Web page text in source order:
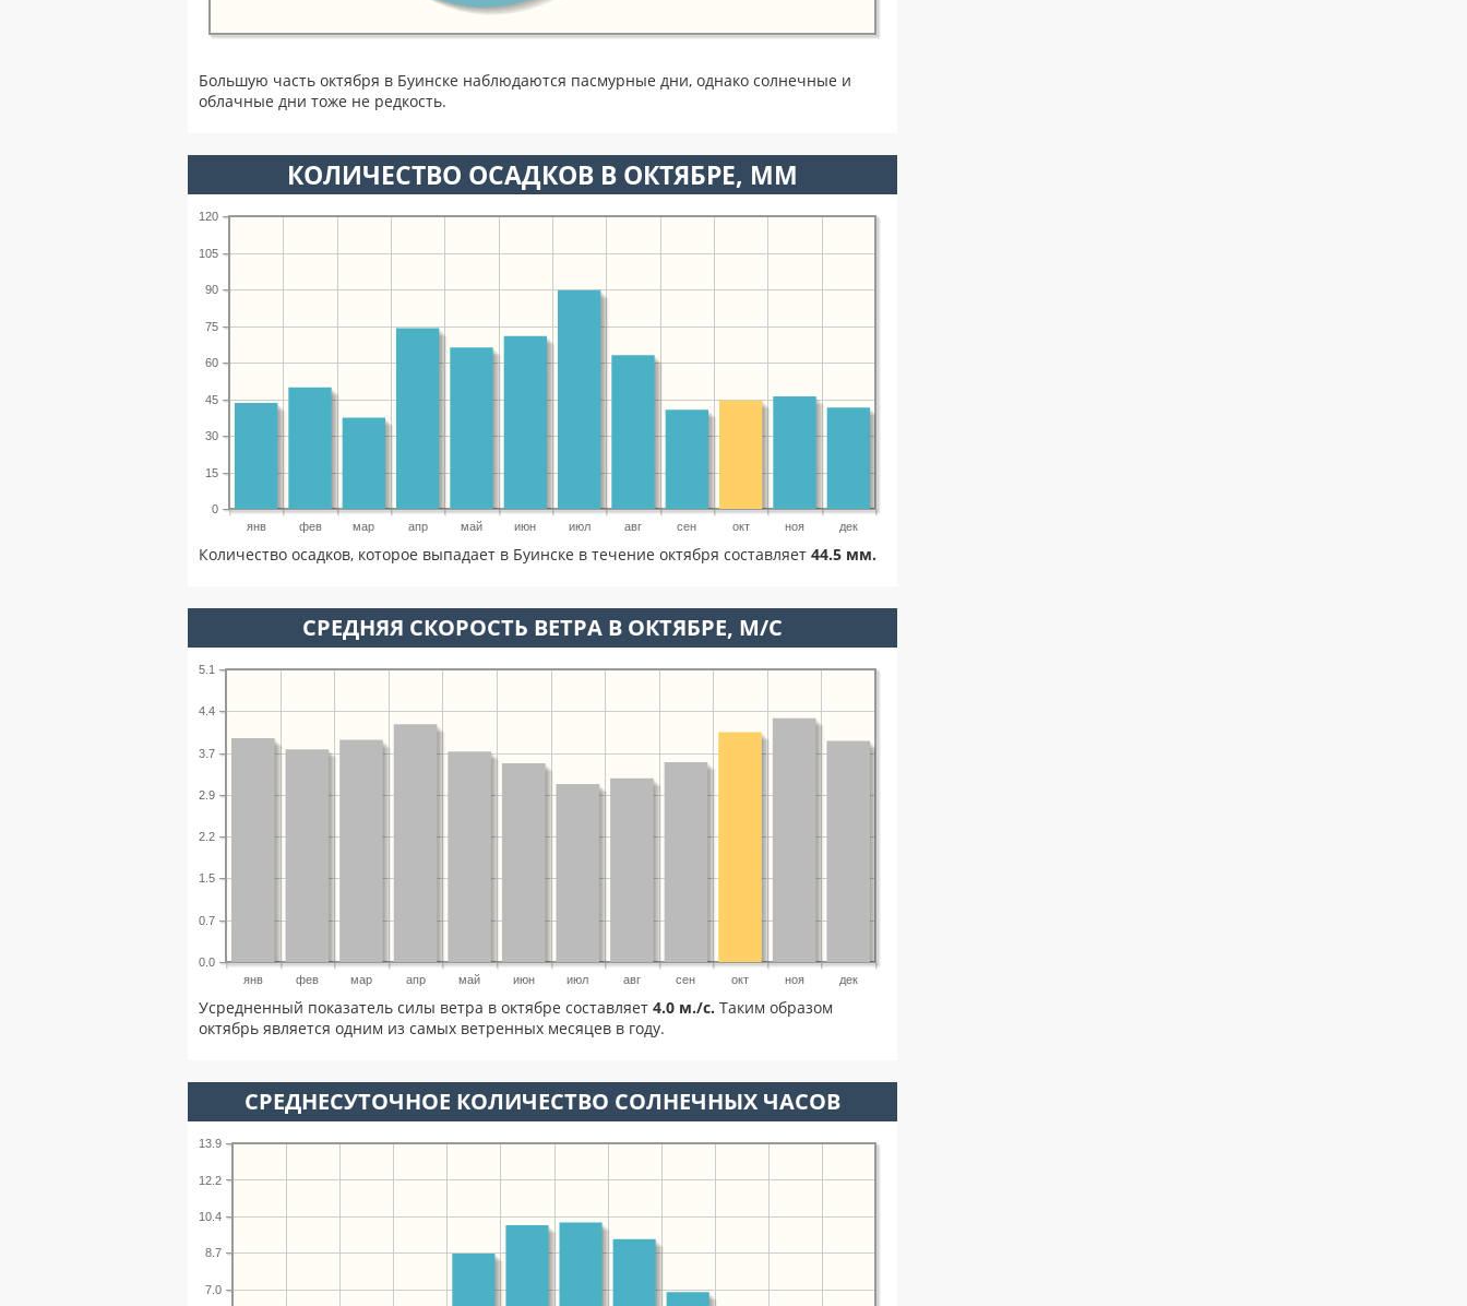
Большую часть октября в Буинске наблюдаются пасмурные дни, однако солнечные и
облачные дни тоже не редкость.
КОЛИЧЕСТВО ОСАДКОВ В ОКТЯБРЕ, ММ
янв фев мар апр май июн июл авг сен окт ноя дек
0
15
30
45
60
75
90
105
120
Количество осадков, которое выпадает в Буинске в течение октября составляет 44.5 мм.
СРЕДНЯЯ СКОРОСТЬ ВЕТРА В ОКТЯБРЕ, М/С
янв фев мар апр май июн июл авг сен окт ноя дек
0.0
0.7
1.5
2.2
2.9
3.7
4.4
5.1
Усредненный показатель силы ветра в октябре составляет 4.0 м./с. Таким образом
октябрь является одним из самых ветренных месяцев в году.
СРЕДНЕСУТОЧНОЕ КОЛИЧЕСТВО СОЛНЕЧНЫХ ЧАСОВ
7.0
8.7
10.4
12.2
13.9